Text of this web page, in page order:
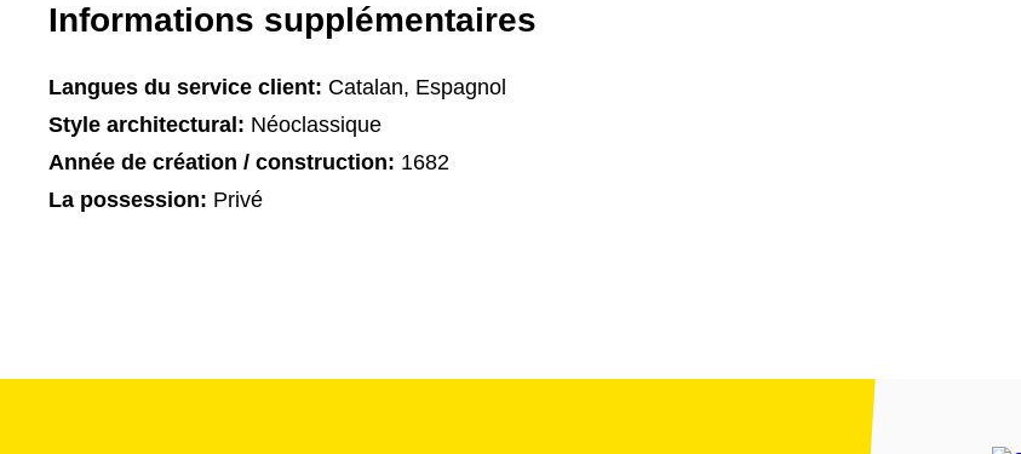
Informations supplémentaires
Langues du service client: Catalan, Espagnol
Style architectural: Néoclassique
Année de création / construction: 1682
La possession: Privé